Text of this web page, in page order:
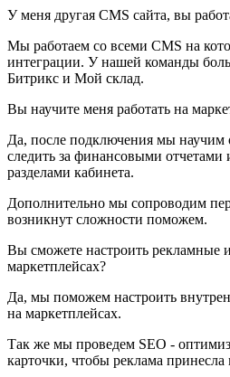
У меня другая CMS сайта, вы
Мы работаем со всеми CMS на
интеграции. У нашей команды
Битрикс и Мой склад.
Вы научите меня работать на
Да, после подключения мы научим
следить за финансовыми отчетами
разделами кабинета.
Дополнительно мы сопроводим
возникнут сложности поможем.
Вы сможете настроить рекламные
маркетплейсах?
Да, мы поможем настроить
на маркетплейсах.
Так же мы проведем SEO -
карточки, чтобы реклама принесла